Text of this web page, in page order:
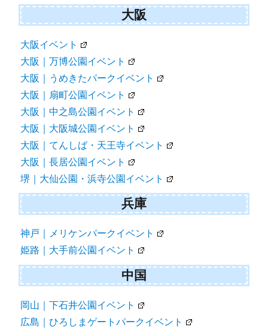
大阪
大阪イベント
大阪｜万博公園イベント
大阪｜うめきたパークイベント
大阪｜扇町公園イベント
大阪｜中之島公園イベント
大阪｜大阪城公園イベント
大阪｜てんしば・天王寺イベント
大阪｜長居公園イベント
堺｜大仙公園・浜寺公園イベント
兵庫
神戸｜メリケンパークイベント
姫路｜大手前公園イベント
中国
岡山｜下石井公園イベント
広島｜ひろしまゲートパークイベント